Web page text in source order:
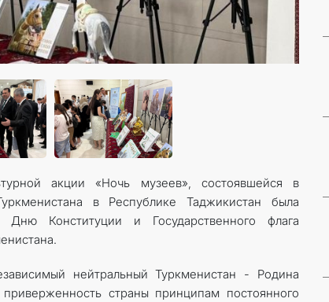
акции «Ночь музеев», состоявшейся в
в Республике Таджикистан была
Дню Конституции и Государственного флага
нейтральный Туркменистан - Родина
страны принципам постоянного